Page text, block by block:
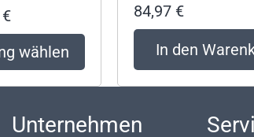
€
wählen
84,97 €
In den
Unternehmen